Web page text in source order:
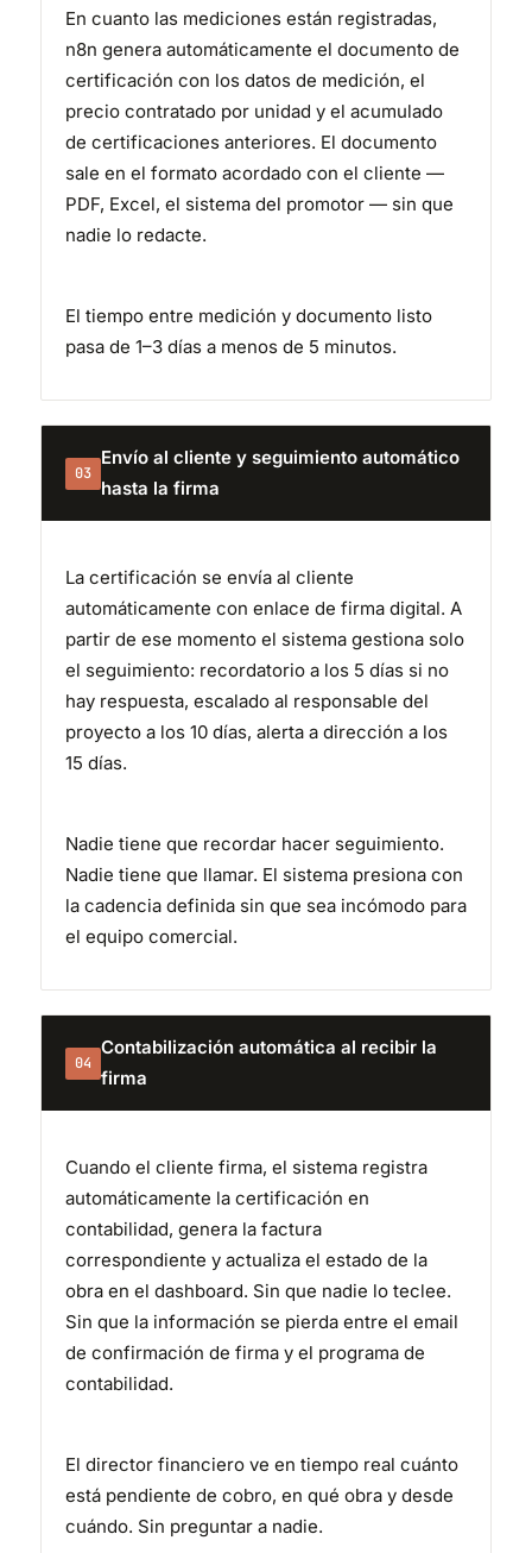
En cuanto las mediciones están registradas,
n8n genera automáticamente el documento de
certificación con los datos de medición, el
precio contratado por unidad y el acumulado
de certificaciones anteriores. El documento
sale en el formato acordado con el cliente —
PDF, Excel, el sistema del promotor — sin que
nadie lo redacte.
El tiempo entre medición y documento listo
pasa de 1–3 días a menos de 5 minutos.
03
Envío al cliente y seguimiento automático
hasta la firma
La certificación se envía al cliente
automáticamente con enlace de firma digital. A
partir de ese momento el sistema gestiona solo
el seguimiento: recordatorio a los 5 días si no
hay respuesta, escalado al responsable del
proyecto a los 10 días, alerta a dirección a los
15 días.
Nadie tiene que recordar hacer seguimiento.
Nadie tiene que llamar. El sistema presiona con
la cadencia definida sin que sea incómodo para
el equipo comercial.
04
Contabilización automática al recibir la
firma
Cuando el cliente firma, el sistema registra
automáticamente la certificación en
contabilidad, genera la factura
correspondiente y actualiza el estado de la
obra en el dashboard. Sin que nadie lo teclee.
Sin que la información se pierda entre el email
de confirmación de firma y el programa de
contabilidad.
El director financiero ve en tiempo real cuánto
está pendiente de cobro, en qué obra y desde
cuándo. Sin preguntar a nadie.